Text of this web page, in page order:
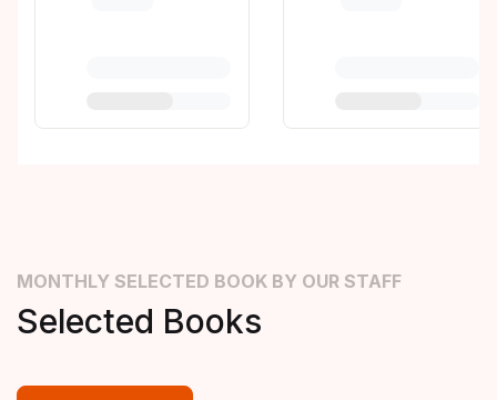
MONTHLY SELECTED BOOK BY OUR STAFF
Selected Books